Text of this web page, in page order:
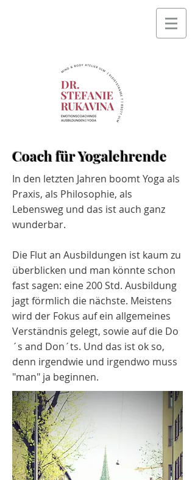
Coach für Yogalehrende
In den letzten Jahren boomt Yoga als
Praxis, als Philosophie, als
Lebensweg und das ist auch ganz
wunderbar.
Die Flut an Ausbildungen ist kaum zu
überblicken und man könnte schon
fast sagen: eine 200 Std. Ausbildung
jagt förmlich die nächste. Meistens
wird der Fokus auf ein allgemeines
Verständnis gelegt, sowie auf die Do
´s and Don´ts. Und das ist ok so,
denn irgendwie und irgendwo muss
"man" ja beginnen.